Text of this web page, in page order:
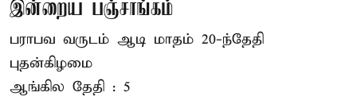
இன்றைய பஞ்சாங்கம்
பராபவ வருடம் ஆடி மாதம் 20-ந்தேதி
புதன்கிழமை
ஆங்கில தேதி : 5